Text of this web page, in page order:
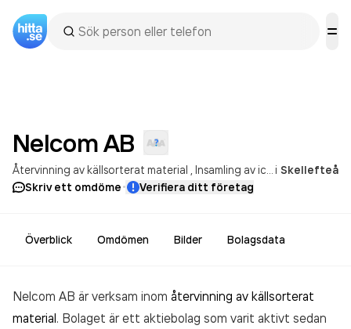
NelcomAB
Återvinning av källsorterat material Insamling av icke-farligt avfall i Skellefteå
Skriv ett omdöme· Verifiera ditt företag
Överblick Omdömen Bilder Bolagsdata
Nelcom AB är verksam inom återvinning av källsorterat
material. Bolaget är ett aktiebolag som varit aktivt sedan